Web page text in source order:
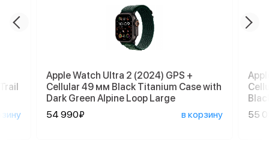
Apple Watch Ultra 2 (2024) GPS +
Cellular 49 мм Black Titanium Case with
Dark Green Alpine Loop Large
54 990₽
в корзину
55